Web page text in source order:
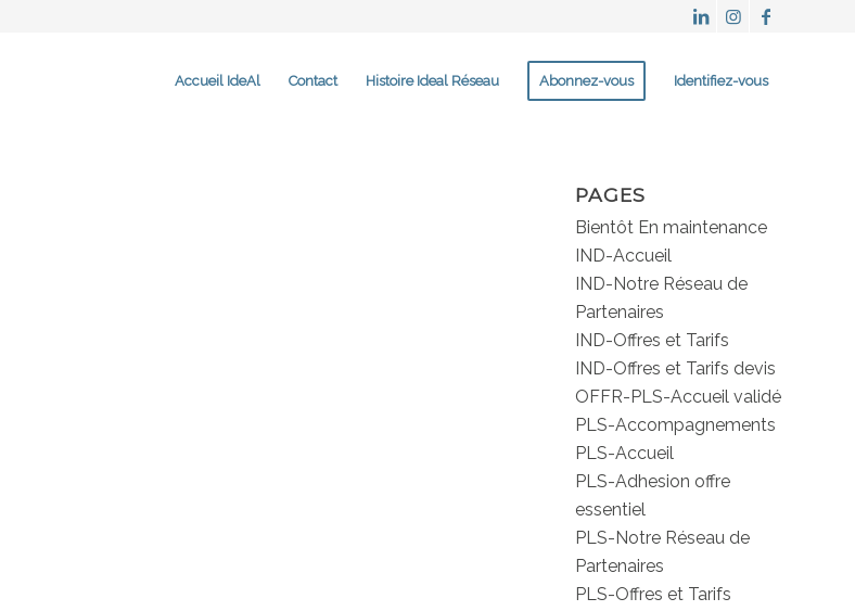
Accueil IdeAl Contact Histoire Ideal Réseau Abonnez-vous Identifiez-vous
PAGES
Bientôt En maintenance
IND-Accueil
IND-Notre Réseau de
Partenaires
IND-Offres et Tarifs
IND-Offres et Tarifs devis
OFFR-PLS-Accueil validé
PLS-Accompagnements
PLS-Accueil
PLS-Adhesion offre
essentiel
PLS-Notre Réseau de
Partenaires
PLS-Offres et Tarifs